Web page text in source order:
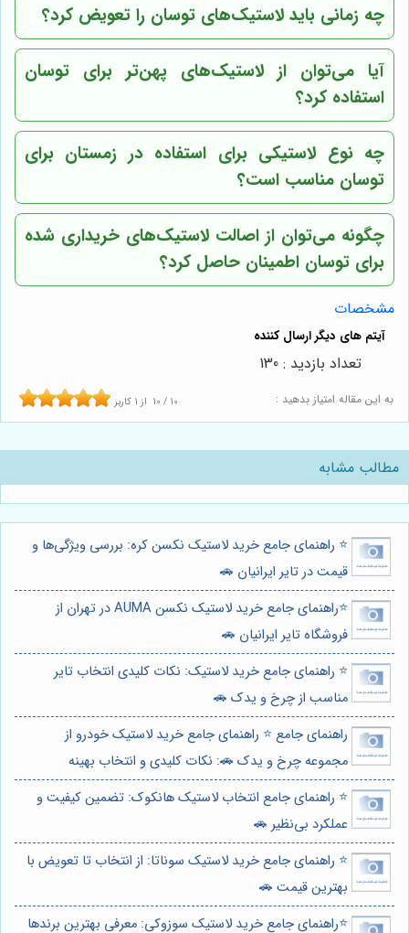
چه زمانی باید لاستیک‌های توسان را تعویض کرد؟
آیا می‌توان از لاستیک‌های پهن‌تر برای توسان
استفاده کرد؟
چه نوع لاستیکی برای استفاده در زمستان برای
توسان مناسب است؟
چگونه می‌توان از اصالت لاستیک‌های خریداری شده
برای توسان اطمینان حاصل کرد؟
مشخصات
به این مقاله امتیاز بدهید : 10 / 10 از 1 کاربر
تعداد بازدید : 130
مطالب مشابه
⭐️ راهنمای جامع خرید لاستیک نکسن کره: بررسی ویژگی‌ها و
قیمت در تایر ایرانیان 🚗
⭐️راهنمای جامع خرید لاستیک نکسن AUMA در تهران از
فروشگاه تایر ایرانیان 🚗
⭐️ راهنمای جامع خرید لاستیک: نکات کلیدی انتخاب تایر
مناسب از چرخ و یدک 🚗
راهنمای جامع ⭐️ راهنمای جامع خرید لاستیک خودرو از
مجموعه چرخ و یدک 🚗: نکات کلیدی و انتخاب بهینه
⭐️ راهنمای جامع انتخاب لاستیک هانکوک: تضمین کیفیت و
عملکرد بی‌نظیر 🚗
⭐️ راهنمای جامع خرید لاستیک سوناتا: از انتخاب تا تعویض با
بهترین قیمت 🚗
⭐️راهنمای جامع خرید لاستیک سوزوکی: معرفی بهترین برندها